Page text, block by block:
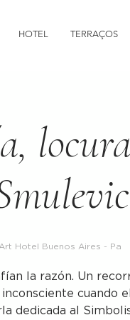
HOTEL TERRAÇOS
Hotel Buenos Aires - Pa
la razón. Un
cuando
dedicada al